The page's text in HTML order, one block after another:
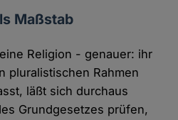
Maßstab
Religion - genauer: ihr
pluralistischen Rahmen
läßt sich durchaus
Grundgesetzes prüfen,